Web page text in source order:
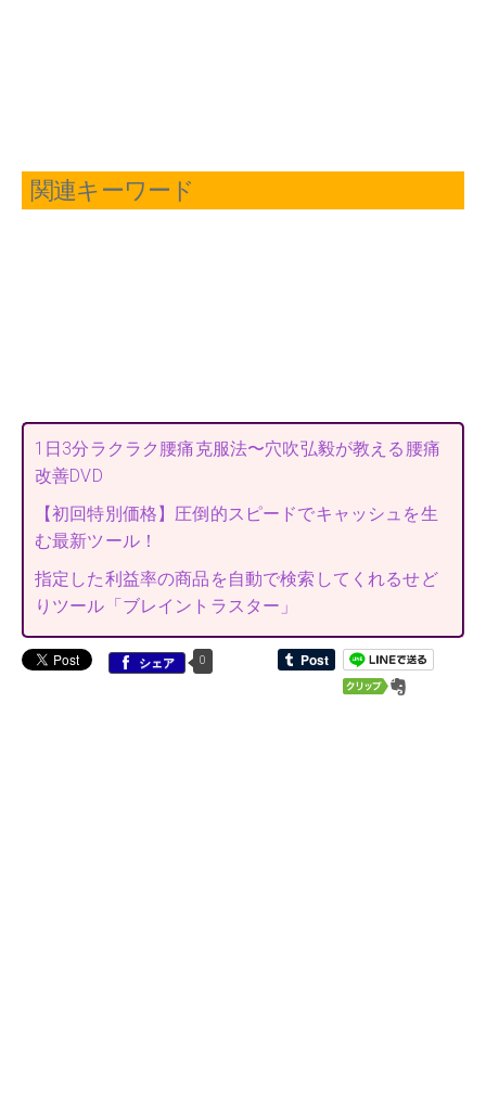
関連キーワード
1日3分ラクラク腰痛克服法〜穴吹弘毅が教える腰痛
改善DVD
【初回特別価格】圧倒的スピードでキャッシュを生
む最新ツール！
指定した利益率の商品を自動で検索してくれるせど
りツール「ブレイントラスター」
シェア 0